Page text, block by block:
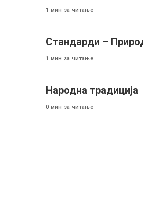
1 мин за читање
Стандарди –
1 мин за читање
Народна традиција
0 мин за читање